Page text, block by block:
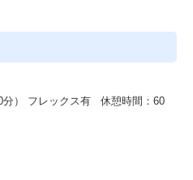
分） フレックス有 休憩時間：60